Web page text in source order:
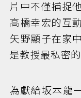
片中不僅捕捉
高橋幸宏的互
矢野顯子在家
是教授最私密
為獻給坂本龍